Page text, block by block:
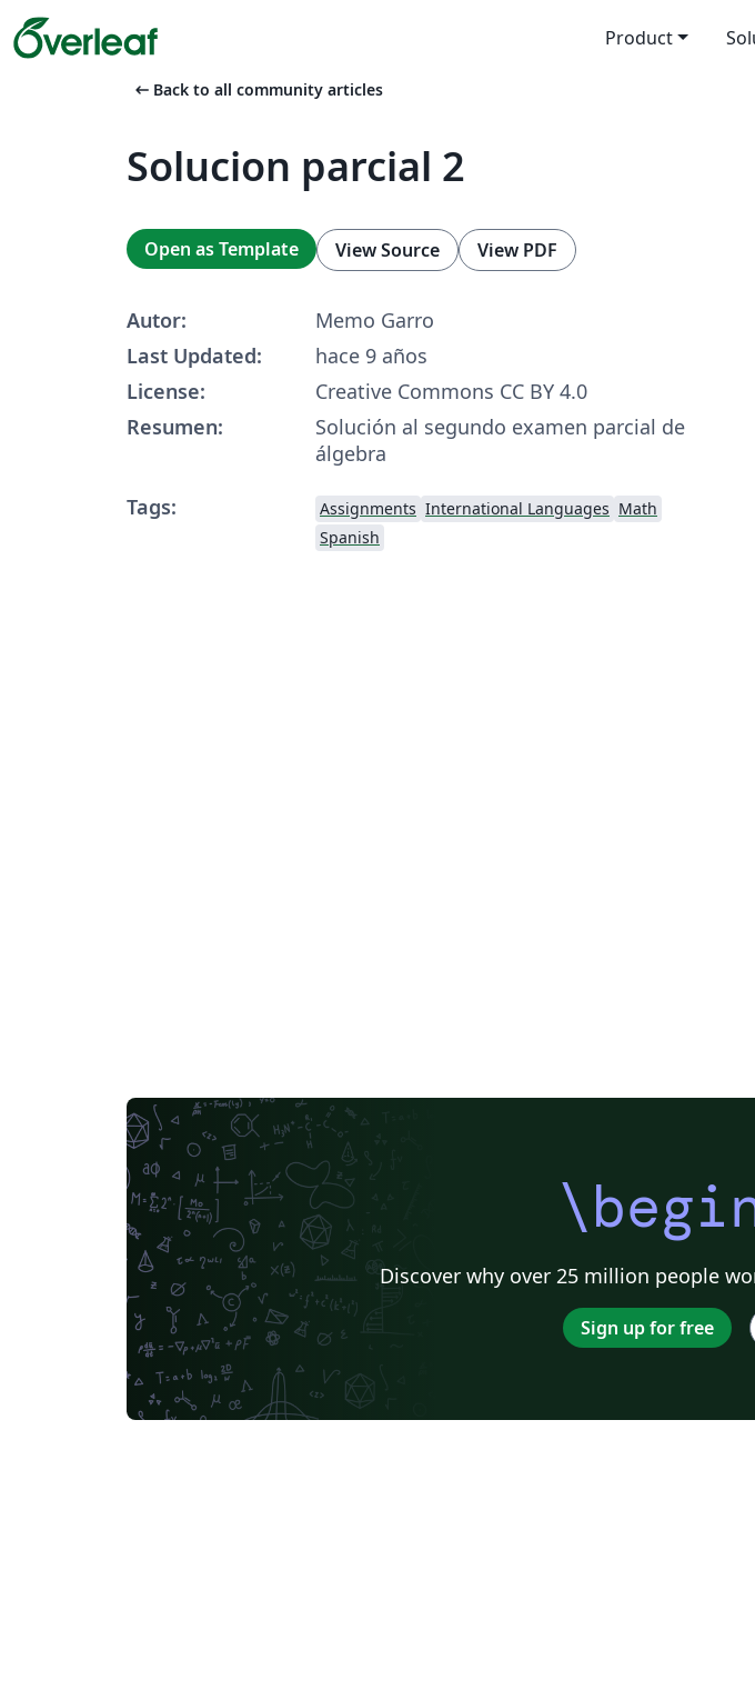
Product
arrow_left_alt Back to all community articles
Solucion parcial 2
Open as Template View Source View PDF
Autor:
Memo Garro
Last Updated:
hace 9 años
License:
Creative Commons CC BY 4.0
Resumen:
Solución al segundo examen parcial de
álgebra
Tags:
Assignments International Languages Math
Spanish
Discover why over 25 million people
Sign up for free